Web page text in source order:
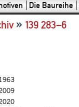
Die Baureihe
» 139 283–6